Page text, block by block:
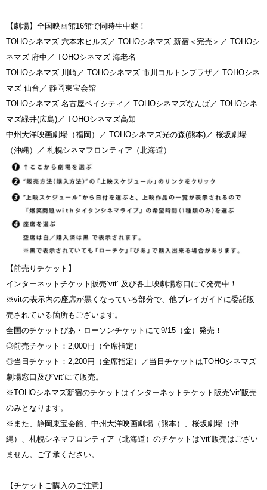
【劇場】全国映画館16館で同時生中継！
TOHOシネマズ 六本木ヒルズ／ TOHOシネマズ 新宿＜完売＞／ TOHOシ
ネマズ 府中／ TOHOシネマズ 海老名
TOHOシネマズ 川崎／ TOHOシネマズ 市川コルトンプラザ／ TOHOシネ
マズ 仙台／ 静岡東宝会館
TOHOシネマズ 名古屋ベイシティ／ TOHOシネマズなんば／ TOHOシネ
マズ緑井(広島)／ TOHOシネマズ高知
中州大洋映画劇場（福岡）／ TOHOシネマズ光の森(熊本)／ 桜坂劇場
（沖縄）／ 札幌シネマフロンティア（北海道）
【前売りチケット】
インターネットチケット販売‘vit’ 及び各上映劇場窓口にて発売中！
※vitの表示内の座席が黒くなっている部分で、他プレイガイドに委託販
売されている箇所もございます。
全国のチケットぴあ・ローソンチケットにて9/15（金）発売！
◎前売チケット：2,000円（全席指定）
◎当日チケット：2,200円（全席指定）／当日チケットはTOHOシネマズ
劇場窓口及び‘vit’にて販売。
※TOHOシネマズ新宿のチケットはインターネットチケット販売‘vit’販売
のみとなります。
※また、静岡東宝会館、中州大洋映画劇場（熊本）、桜坂劇場（沖
縄）、札幌シネマフロンティア（北海道）のチケットは‘vit’販売はござい
ません。ご了承ください。
【チケットご購入のご注意】